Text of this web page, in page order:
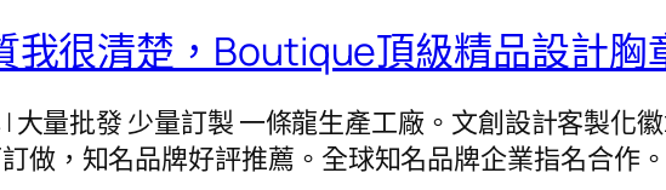
我很清楚，Boutique頂級精品設計胸
大量批發 少量訂製 一條龍生產工廠。文創設計客製化
做，知名品牌好評推薦。全球知名品牌企業指名合作